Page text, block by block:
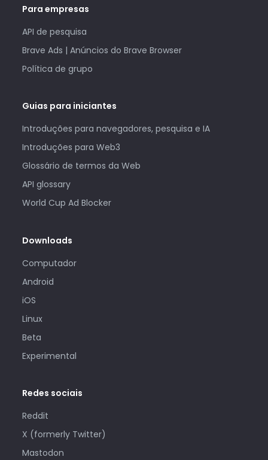
Para empresas
API de pesquisa
Brave Ads | Anúncios do Brave Browser
Política de grupo
Guias para iniciantes
Introduções para navegadores, pesquisa e IA
Introduções para Web3
Glossário de termos da Web
API glossary
World Cup Ad Blocker
Downloads
Computador
Android
iOS
Linux
Beta
Experimental
Redes sociais
Reddit
X (formerly Twitter)
Mastodon